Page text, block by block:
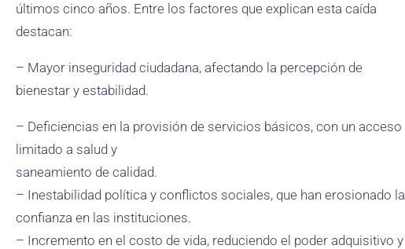
últimos cinco años. Entre los factores que explican esta caída
destacan:
– Mayor inseguridad ciudadana, afectando la percepción de
bienestar y estabilidad.
– Deficiencias en la provisión de servicios básicos, con un acceso
limitado a salud y
saneamiento de calidad.
– Inestabilidad política y conflictos sociales, que han erosionado la
confianza en las instituciones.
– Incremento en el costo de vida, reduciendo el poder adquisitivo y